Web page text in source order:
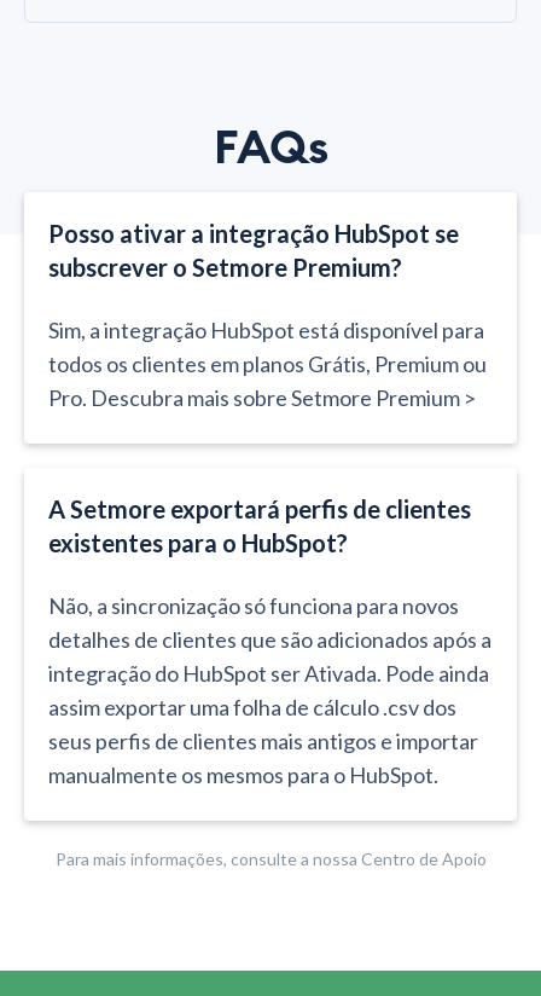
FAQs
Posso ativar a integração HubSpot se
subscrever o Setmore Premium?
Sim, a integração HubSpot está disponível para
todos os clientes em planos Grátis, Premium ou
Pro. Descubra mais sobre Setmore Premium >
A Setmore exportará perfis de clientes
existentes para o HubSpot?
Não, a sincronização só funciona para novos
detalhes de clientes que são adicionados após a
integração do HubSpot ser Ativada. Pode ainda
assim exportar uma folha de cálculo .csv dos
seus perfis de clientes mais antigos e importar
manualmente os mesmos para o HubSpot.
Para mais informações, consulte a nossa Centro de Apoio